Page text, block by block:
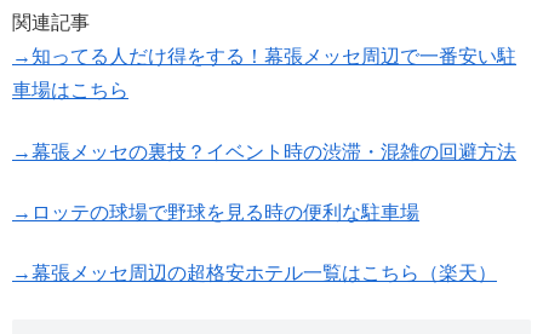
関連記事
→知ってる人だけ得をする！幕張メッセ周辺で一番安い駐
車場はこちら
→幕張メッセの裏技？イベント時の渋滞・混雑の回避方法
→ロッテの球場で野球を見る時の便利な駐車場
→幕張メッセ周辺の超格安ホテル一覧はこちら（楽天）